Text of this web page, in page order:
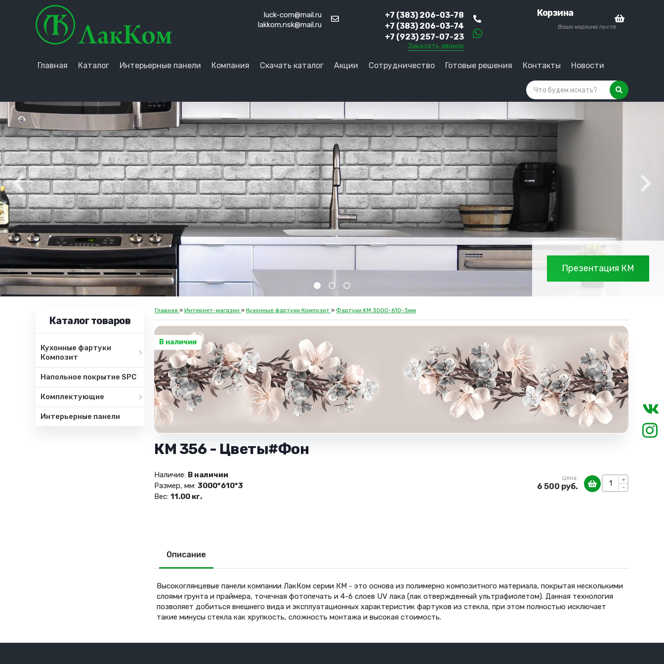
luck-com@mail.ru
lakkom.nsk@mail.ru
+7 (383) 206-03-78
+7 (383) 206-03-74
+7 (923) 257-07-23
Заказать звонок
Корзина
Ваша корзина пуста
Главная Каталог Интерьерные панели Компания Скачать каталог Акции Сотрудничество Готовые решения Контакты Новости
Презентация КМ
Каталог товаров
Кухонные фартуки
Композит
Напольное покрытие SPC
Комплектующие
Интерьерные панели
Главная » Интернет-магазин » Кухонные фартуки Композит » Фартуки KM 3000-610-3мм
В наличии
КМ 356 - Цветы#Фон
+
-
Цена:
6 500 руб.
Наличие: В наличии
Размер, мм: 3000*610*3
Вес: 11.00 кг.
Описание
Высокоглянцевые панели компании ЛакКом серии КМ - это основа из полимерно композитного материала, покрытая несколькими
слоями грунта и праймера, точечная фотопечать и 4-6 слоев UV лака (лак отвержденный ультрафиолетом). Данная технология
позволяет добиться внешнего вида и эксплуатационных характеристик фартуков из стекла, при этом полностью исключает
такие минусы стекла как хрупкость, сложность монтажа и высокая стоимость.